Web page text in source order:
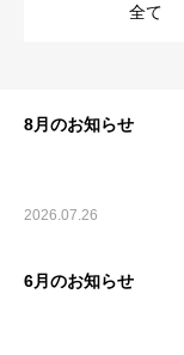
全て
8月のお知らせ
2026.07.26
6月のお知らせ
つながるまちづくり